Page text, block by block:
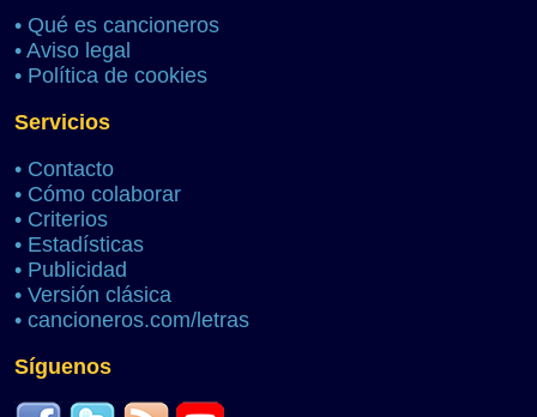
• Qué es cancioneros
• Aviso legal
• Política de cookies
Servicios
• Contacto
• Cómo colaborar
• Criterios
• Estadísticas
• Publicidad
• Versión clásica
• cancioneros.com/letras
Síguenos